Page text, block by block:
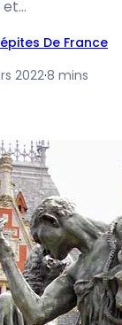
De France
2022·8 mins